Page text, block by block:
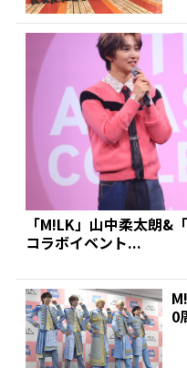
「M!LK」山中柔太朗&
コラボイベント...
0